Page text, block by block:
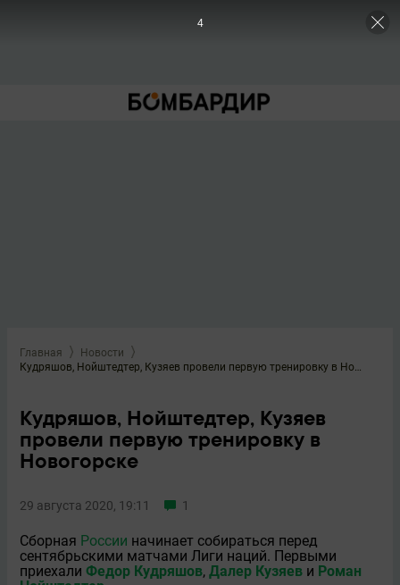
Главная
Новости
Кудряшов, Нойштедтер, Кузяев провели первую тренировку в Новогорске
Кудряшов, Нойштедтер, Кузяев
провели первую тренировку в
Новогорске
29 августа 2020, 19:11 1
Сборная России начинает собираться перед
сентябрьскими матчами Лиги наций. Первыми
приехали Федор Кудряшов, Далер Кузяев и Роман
4